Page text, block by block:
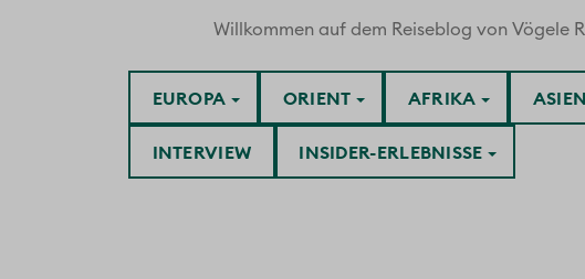
Willkommen auf dem Reiseblog von Vögele
AFRIKA ASIEN
EUROPA
INSIDER-ERLEBNISSE
INTERVIEW
ORIENT